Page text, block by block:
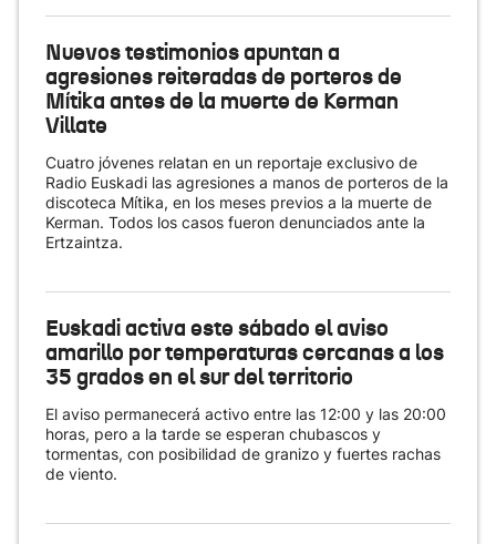
Nuevos testimonios apuntan a
agresiones reiteradas de porteros de
Mítika antes de la muerte de Kerman
Villate
Cuatro jóvenes relatan en un reportaje exclusivo de
Radio Euskadi las agresiones a manos de porteros de la
discoteca Mítika, en los meses previos a la muerte de
Kerman. Todos los casos fueron denunciados ante la
Ertzaintza.
Euskadi activa este sábado el aviso
amarillo por temperaturas cercanas a los
35 grados en el sur del territorio
El aviso permanecerá activo entre las 12:00 y las 20:00
horas, pero a la tarde se esperan chubascos y
tormentas, con posibilidad de granizo y fuertes rachas
de viento.